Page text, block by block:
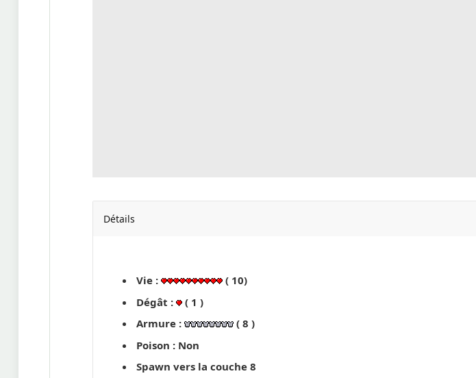
Détails
Vie :
( 10)
Dégât :
( 1 )
Armure :
( 8 )
Poison : Non
Spawn vers la couche 8